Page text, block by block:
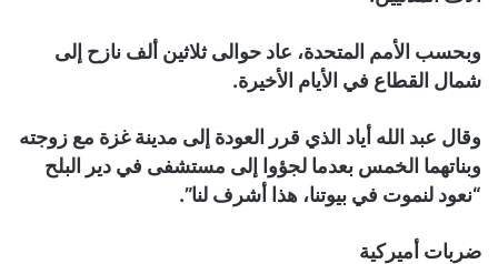
وبحسب الأمم المتحدة، عاد حوالى ثلاثين ألف نازح إلى
شمال القطاع في الأيام الأخيرة.
وقال عبد الله أياد الذي قرر العودة إلى مدينة غزة مع زوجته
وبناتهما الخمس بعدما لجؤوا إلى مستشفى في دير البلح
“نعود لنموت في بيوتنا، هذا أشرف لنا”.
ضربات أميركية